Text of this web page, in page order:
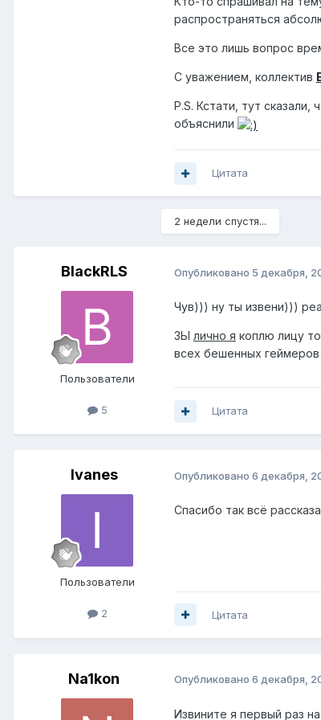
распространяться
Все это лишь вопрос
С уважением, коллектив
P.S. Кстати, тут
объяснили
Цитата
2 недели спустя...
BlackRLS
Пользователи
5
Опубликовано 5 декабря,
Чув))) ну ты извени)))
ЗЫ лично я коплю лицу
всех бешенных
Цитата
Ivanes
Пользователи
2
Опубликовано 6 декабря,
Спасибо так всё
Цитата
Na1kon Опубликовано 6 декабря,
Извините я первый раз